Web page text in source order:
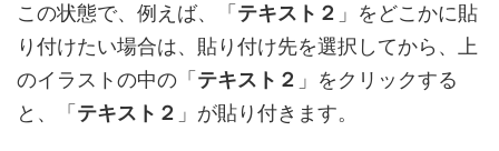
この状態で、例えば、「 テキスト２ 」をどこかに貼
り付けたい場合は、貼り付け先を選択してから、上
のイラストの中の「 テキスト２ 」をクリックする
と、「 テキスト２ 」が貼り付きます。